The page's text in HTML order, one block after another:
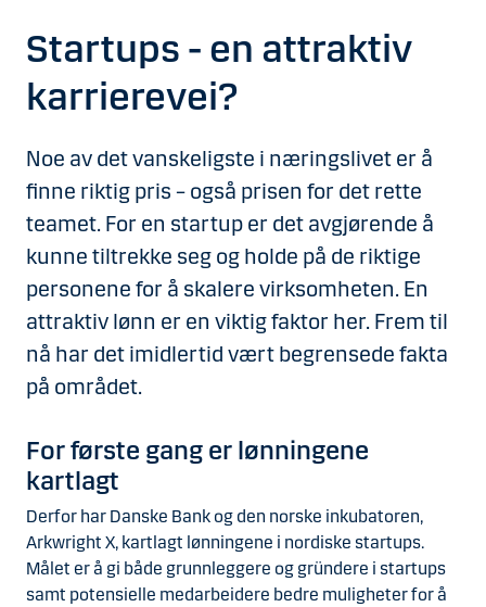
Startups - en attraktiv
karrierevei?
Noe av det vanskeligste i næringslivet er å
finne riktig pris – også prisen for det rette
teamet. For en startup er det avgjørende å
kunne tiltrekke seg og holde på de riktige
personene for å skalere virksomheten. En
attraktiv lønn er en viktig faktor her. Frem til
nå har det imidlertid vært begrensede fakta
på området.
For første gang er lønningene
kartlagt
Derfor har Danske Bank og den norske inkubatoren,
Arkwright X, kartlagt lønningene i nordiske startups.
Målet er å gi både grunnleggere og gründere i startups
samt potensielle medarbeidere bedre muligheter for å